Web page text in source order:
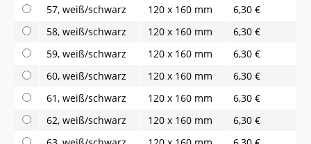
57, weiß/schwarz
120 x 160 mm
6,30 €
58, weiß/schwarz
120 x 160 mm
6,30 €
59, weiß/schwarz
120 x 160 mm
6,30 €
60, weiß/schwarz
120 x 160 mm
6,30 €
61, weiß/schwarz
120 x 160 mm
6,30 €
62, weiß/schwarz
120 x 160 mm
6,30 €